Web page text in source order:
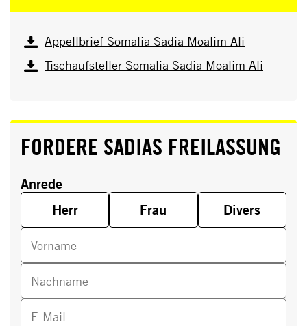
Appellbrief Somalia Sadia Moalim Ali
Tischaufsteller Somalia Sadia Moalim Ali
FORDERE SADIAS FREILASSUNG
Anrede
Herr
Frau Divers
Vorname
Nachname
E-Mail